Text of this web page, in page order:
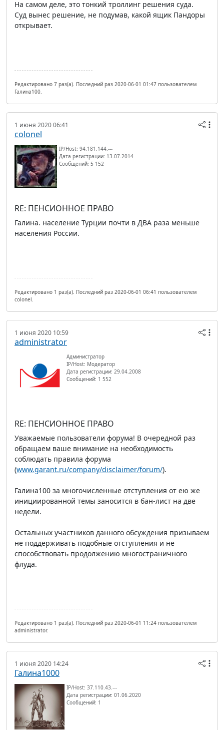
На самом деле, это тонкий троллинг решения суда.
Суд вынес решение, не подумав, какой ящик Пандоры
открывает.
Редактировано 7 раз(а). Последний раз 2020-06-01 01:47 пользователем
Галина100.
1 июня 2020 06:41
colonel
IP/Host: 94.181.144.---
Дата регистрации: 13.07.2014
Сообщений: 5 152
RE: ПЕНСИОННОЕ ПРАВО
Галина. население Турции почти в ДВА раза меньше
населения России.
Редактировано 1 раз(а). Последний раз 2020-06-01 06:41 пользователем
colonel.
1 июня 2020 10:59
administrator
Администратор
IP/Host: Модератор
Дата регистрации: 29.04.2008
Сообщений: 1 552
RE: ПЕНСИОННОЕ ПРАВО
Уважаемые пользователи форума! В очередной раз
обращаем ваше внимание на необходимость
соблюдать правила форума
(www.garant.ru/company/disclaimer/forum/).
Галина100 за многочисленные отступления от ею же
инициированной темы заносится в бан-лист на две
недели.
Остальных участников данного обсуждения призываем
не поддерживать подобные отступления и не
способствовать продолжению многостраничного
флуда.
Редактировано 1 раз(а). Последний раз 2020-06-01 11:24 пользователем
administrator.
1 июня 2020 14:24
Галина1000
IP/Host: 37.110.43.---
Дата регистрации: 01.06.2020
Сообщений: 1